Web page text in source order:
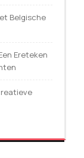
Belgische
Ereteken